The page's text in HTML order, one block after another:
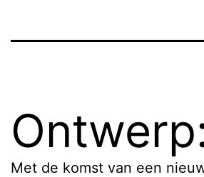
Met de komst van een